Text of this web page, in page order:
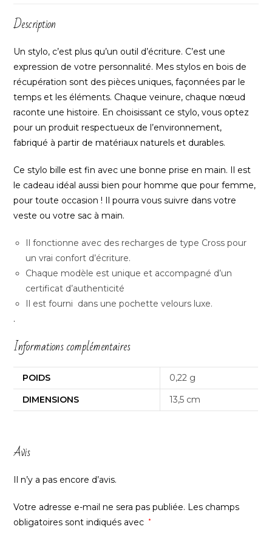
Description
Un stylo, c’est plus qu’un outil d’écriture. C’est une
expression de votre personnalité. Mes stylos en bois de
récupération sont des pièces uniques, façonnées par le
temps et les éléments. Chaque veinure, chaque nœud
raconte une histoire. En choisissant ce stylo, vous optez
pour un produit respectueux de l’environnement,
fabriqué à partir de matériaux naturels et durables.
Ce stylo bille est fin avec une bonne prise en main. Il est
le cadeau idéal aussi bien pour homme que pour femme,
pour toute occasion ! Il pourra vous suivre dans votre
veste ou votre sac à main.
Il fonctionne avec des recharges de type Cross pour
un vrai confort d’écriture.
Chaque modèle est unique et accompagné d’un
certificat d’authenticité
Il est fourni dans une pochette velours luxe.
.
Informations complémentaires
POIDS
0,22 g
DIMENSIONS
13,5 cm
Avis
Il n’y a pas encore d’avis.
Votre adresse e-mail ne sera pas publiée. Les champs
obligatoires sont indiqués avec *